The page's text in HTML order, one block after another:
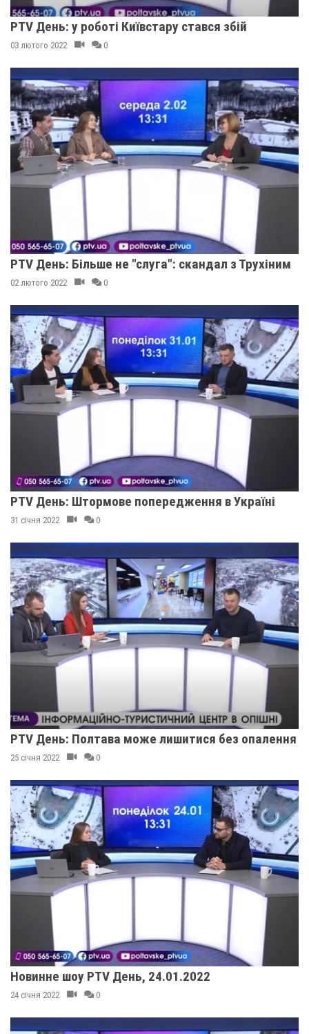
PTV День: у роботі Київстару стався збій
03 лютого 2022 0
PTV День: Більше не "слуга": скандал з Трухіним
02 лютого 2022 0
PTV День: Штормове попередження в Україні
31 січня 2022 0
PTV День: Полтава може лишитися без опалення
25 січня 2022 0
Новинне шоу PTV День, 24.01.2022
24 січня 2022 0